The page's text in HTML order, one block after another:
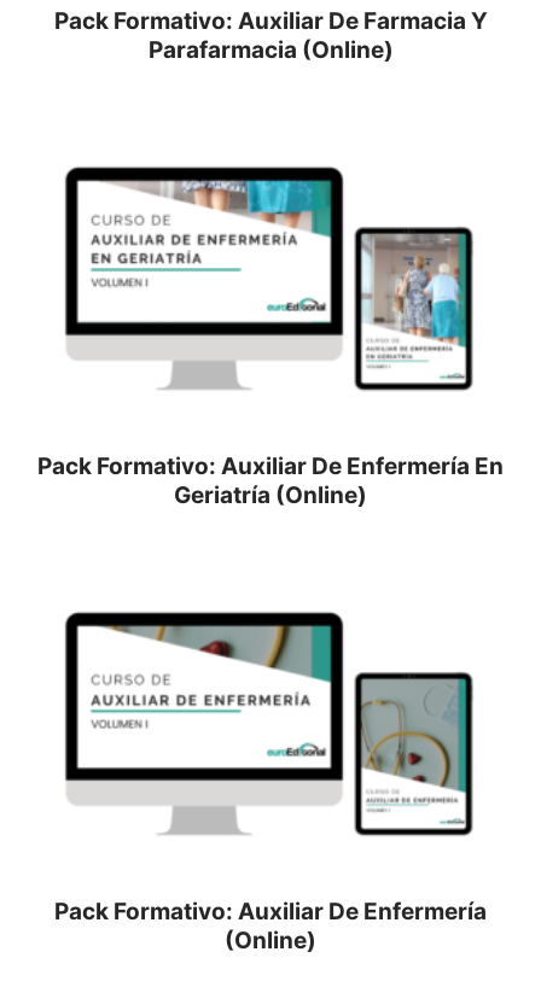
Pack Formativo: Auxiliar De Farmacia Y
Parafarmacia (Online)
Pack Formativo: Auxiliar De Enfermería En
Geriatría (Online)
Pack Formativo: Auxiliar De Enfermería
(Online)